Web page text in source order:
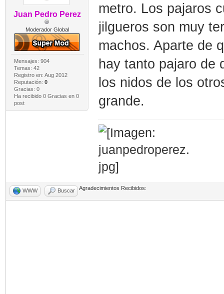
Juan Pedro Perez
Moderador Global
Mensajes: 904
Temas: 42
Registro en: Aug 2012
Reputación: 0
Gracias: 0
Ha recibido 0 Gracias en 0
post
metro. Los pajaros
jilgueros son muy
machos. Aparte de
hay tanto pajaro de
los nidos de los
grande.
WWW Buscar Agradecimientos Recibidos: